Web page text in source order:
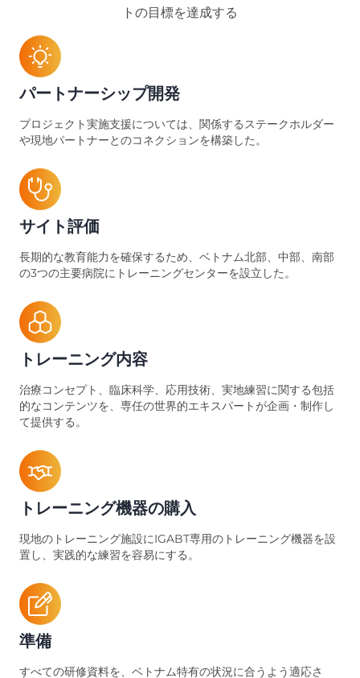
トの目標を達成する
パートナーシップ開発
プロジェクト実施支援については、関係するステークホルダー
や現地パートナーとのコネクションを構築した。
サイト評価
長期的な教育能力を確保するため、ベトナム北部、中部、南部
の3つの主要病院にトレーニングセンターを設立した。
トレーニング内容
治療コンセプト、臨床科学、応用技術、実地練習に関する包括
的なコンテンツを、専任の世界的エキスパートが企画・制作し
て提供する。
トレーニング機器の購入
現地のトレーニング施設にIGABT専用のトレーニング機器を設
置し、実践的な練習を容易にする。
準備
すべての研修資料を、ベトナム特有の状況に合うよう適応さ